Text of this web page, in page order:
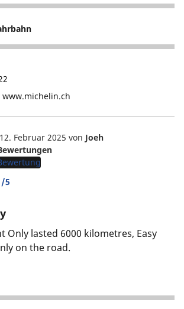
www.michelin.ch
Februar 2025 von Joeh
5
Only lasted 6000 kilometres, Easy
on the road.